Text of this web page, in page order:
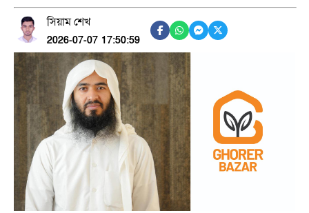
সিয়াম শেখ
2026-07-07 17:50:59